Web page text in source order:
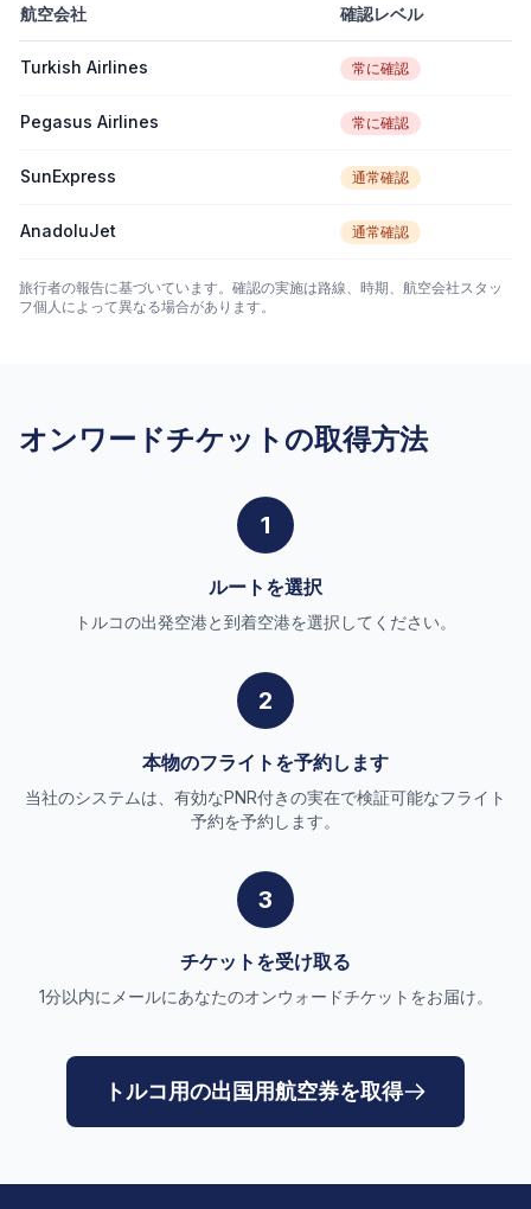
航空会社 確認レベル
Turkish Airlines 常に確認
Pegasus Airlines 常に確認
SunExpress 通常確認
AnadoluJet 通常確認
旅行者の報告に基づいています。確認の実施は路線、時期、航空会社スタッ
フ個人によって異なる場合があります。
オンワードチケットの取得方法
1
ルートを選択
トルコの出発空港と到着空港を選択してください。
2
本物のフライトを予約します
当社のシステムは、有効なPNR付きの実在で検証可能なフライト
予約を予約します。
3
チケットを受け取る
1分以内にメールにあなたのオンウォードチケットをお届け。
トルコ用の出国用航空券を取得